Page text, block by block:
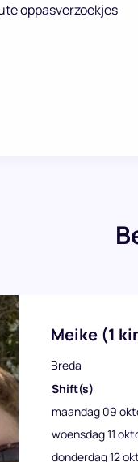
oppasverzoekjes
Meike (1
Breda
Shift(s)
maandag 09
woensdag 11
donderdag 12